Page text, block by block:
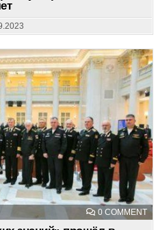
—
0 COMMENT